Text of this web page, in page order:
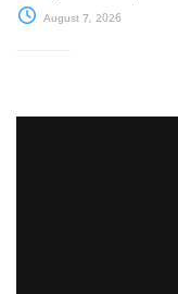
August 7, 2026